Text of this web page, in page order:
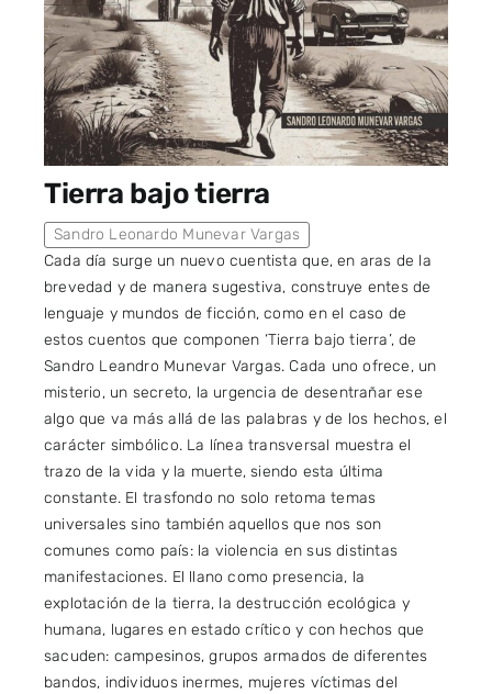
Tierra bajo tierra
Sandro Leonardo Munevar Vargas
Cada día surge un nuevo cuentista que, en aras de la
brevedad y de manera sugestiva, construye entes de
lenguaje y mundos de ficción, como en el caso de
estos cuentos que componen ‘Tierra bajo tierra’, de
Sandro Leandro Munevar Vargas. Cada uno ofrece, un
misterio, un secreto, la urgencia de desentrañar ese
algo que va más allá de las palabras y de los hechos, el
carácter simbólico. La línea transversal muestra el
trazo de la vida y la muerte, siendo esta última
constante. El trasfondo no solo retoma temas
universales sino también aquellos que nos son
comunes como país: la violencia en sus distintas
manifestaciones. El llano como presencia, la
explotación de la tierra, la destrucción ecológica y
humana, lugares en estado crítico y con hechos que
sacuden: campesinos, grupos armados de diferentes
bandos, individuos inermes, mujeres víctimas del